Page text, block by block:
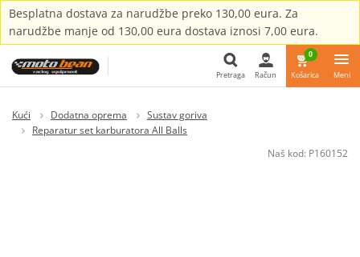
Besplatna dostava za narudžbe preko 130,00 eura. Za
narudžbe manje od 130,00 eura dostava iznosi 7,00 eura.
Pretraga Račun
0
Košarica Meni
Kući Dodatna oprema
Sustav goriva
Reparatur set karburatora All Balls
Naš kod: P160152